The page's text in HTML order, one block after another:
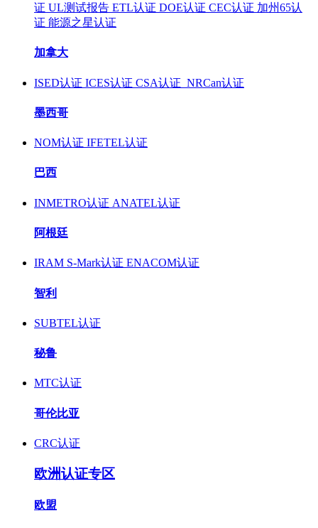
证 UL测试报告 ETL认证 DOE认证 CEC认证 加州65认
证 能源之星认证
加拿大
ISED认证 ICES认证 CSA认证 NRCan认证
墨西哥
NOM认证 IFETEL认证
巴西
INMETRO认证 ANATEL认证
阿根廷
IRAM S-Mark认证 ENACOM认证
智利
SUBTEL认证
秘鲁
MTC认证
哥伦比亚
CRC认证
欧洲认证专区
欧盟